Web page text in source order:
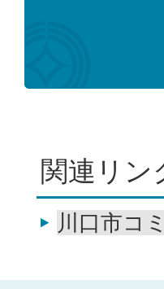
関連リン
川口市コ